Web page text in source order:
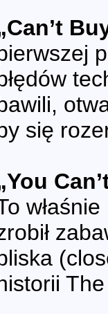
się